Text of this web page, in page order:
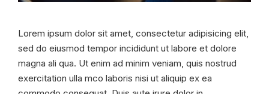
Lorem ipsum dolor sit amet, consectetur adipisicing elit,
sed do eiusmod tempor incididunt ut labore et dolore
magna ali qua. Ut enim ad minim veniam, quis nostrud
exercitation ulla mco laboris nisi ut aliquip ex ea